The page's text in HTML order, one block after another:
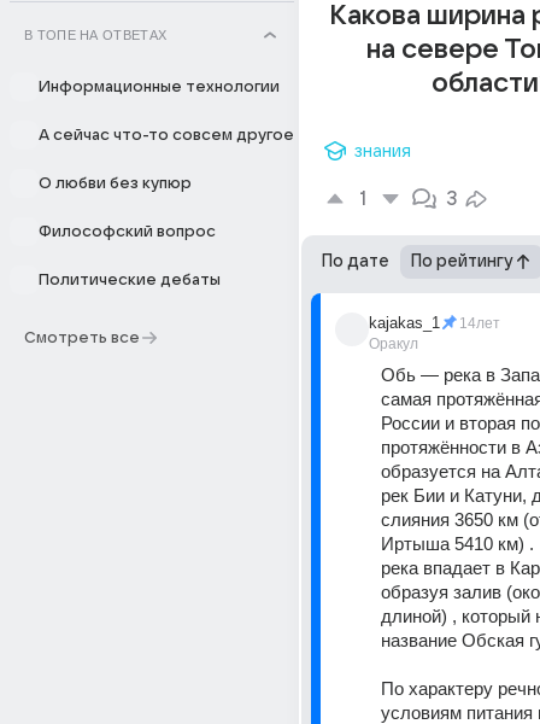
В ТОПЕ НА ОТВЕТАХ
Информационные технологии
А сейчас что-то совсем другое
О любви без купюр
Философский вопрос
Политические дебаты
Смотреть все
Какова ширина
на севере
знания
1 3
По дате По рейтингу
kajakas_1
Оракул
14лет
Обь — река в
самая
России и вторая по
протяжённости в
образуется на
рек Бии и Катуни,
слияния 3650 км
Иртыша 5410 км) .
река впадает в
образуя залив
длиной) , который
название Обская
По характеру
условиям питания